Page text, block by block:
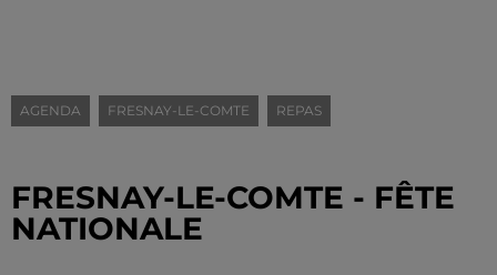
AGENDA FRESNAY-LE-COMTE REPAS
FRESNAY-LE-COMTE - FÊTE
NATIONALE